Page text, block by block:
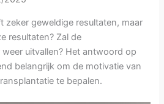
zeker geweldige resultaten, maar
resultaten? Zal de
weer uitvallen? Het antwoord op
belangrijk om de motivatie van
te bepalen.